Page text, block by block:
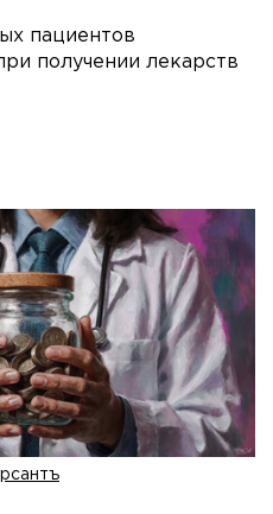
пациентов
получении лекарств